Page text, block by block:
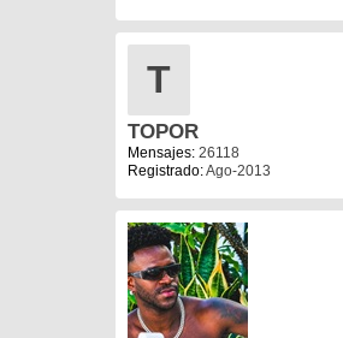
T
TOPOR
Mensajes: 26118
Registrado:Ago-2013